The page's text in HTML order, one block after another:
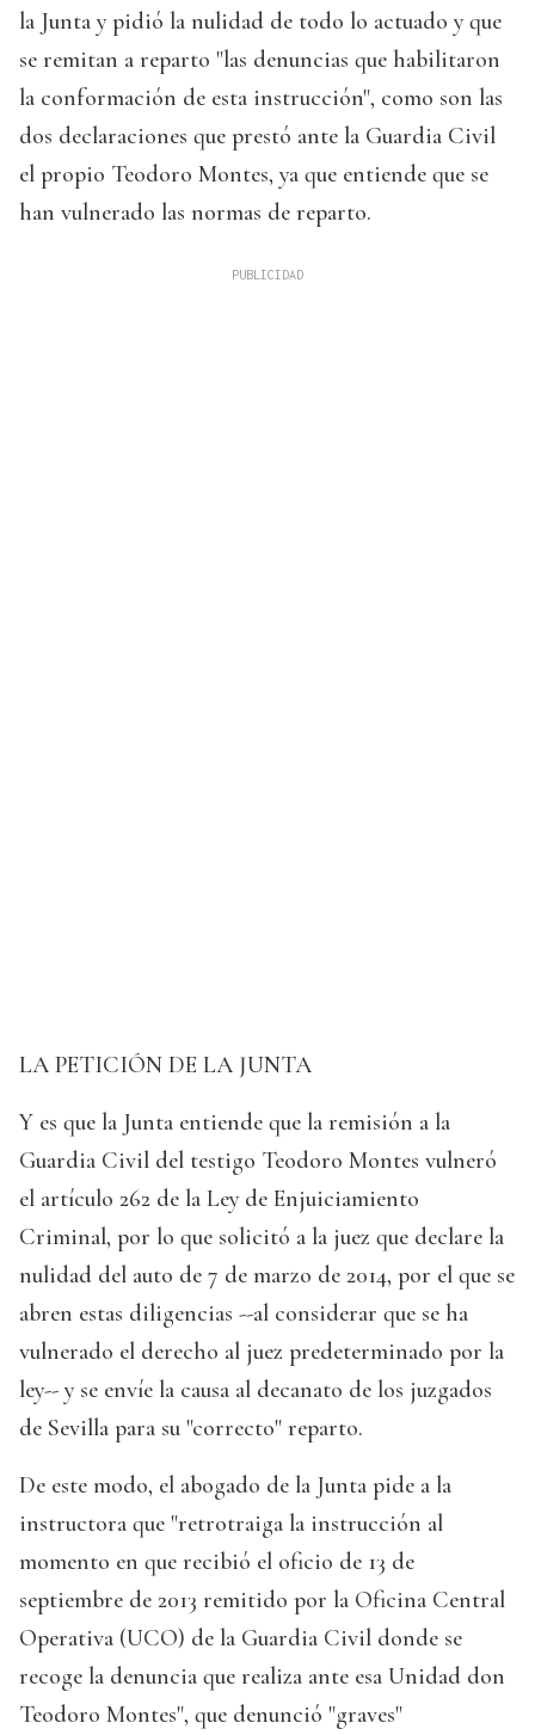
la Junta y pidió la nulidad de todo lo actuado y que
se remitan a reparto "las denuncias que habilitaron
la conformación de esta instrucción", como son las
dos declaraciones que prestó ante la Guardia Civil
el propio Teodoro Montes, ya que entiende que se
han vulnerado las normas de reparto.
LA PETICIÓN DE LA JUNTA
Y es que la Junta entiende que la remisión a la
Guardia Civil del testigo Teodoro Montes vulneró
el artículo 262 de la Ley de Enjuiciamiento
Criminal, por lo que solicitó a la juez que declare la
nulidad del auto de 7 de marzo de 2014, por el que se
abren estas diligencias --al considerar que se ha
vulnerado el derecho al juez predeterminado por la
ley-- y se envíe la causa al decanato de los juzgados
de Sevilla para su "correcto" reparto.
De este modo, el abogado de la Junta pide a la
instructora que "retrotraiga la instrucción al
momento en que recibió el oficio de 13 de
septiembre de 2013 remitido por la Oficina Central
Operativa (UCO) de la Guardia Civil donde se
recoge la denuncia que realiza ante esa Unidad don
Teodoro Montes", que denunció "graves"